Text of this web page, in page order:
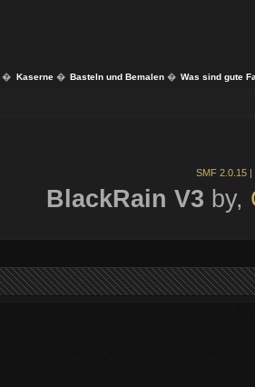
� Kaserne� Basteln und Bemalen� Was sind gute
SMF 2.0.15
BlackRain V3 by,